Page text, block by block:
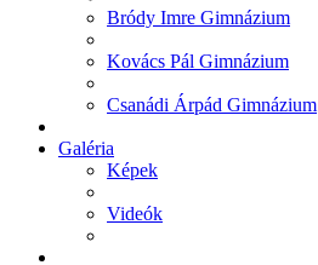
Bródy Imre Gimnázium
Kovács Pál Gimnázium
Csanádi Árpád Gimnázium
Galéria
Képek
Videók